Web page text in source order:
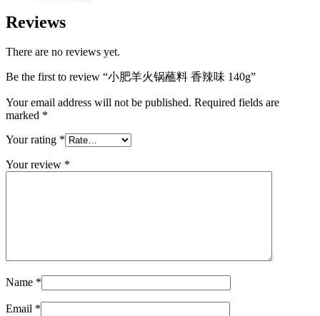
Reviews
There are no reviews yet.
Be the first to review “小肥羊火锅蘸料 香辣味 140g”
Your email address will not be published. Required fields are
marked *
Your rating *
Your review *
Name *
Email *